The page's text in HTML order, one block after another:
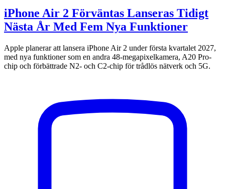
iPhone Air 2 Förväntas Lanseras Tidigt
Nästa År Med Fem Nya Funktioner
Apple planerar att lansera iPhone Air 2 under första kvartalet 2027,
med nya funktioner som en andra 48-megapixelkamera, A20 Pro-
chip och förbättrade N2- och C2-chip för trådlös nätverk och 5G.